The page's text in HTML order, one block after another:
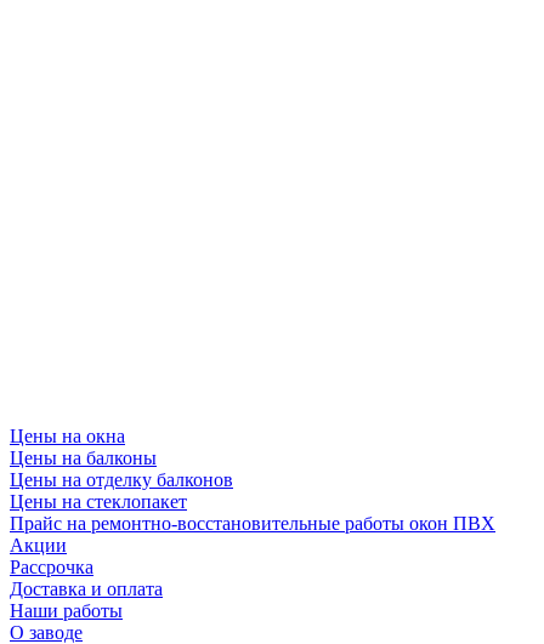
Цены на окна
Цены на балконы
Цены на отделку балконов
Цены на стеклопакет
Прайс на ремонтно-восстановительные работы окон ПВХ
Акции
Рассрочка
Доставка и оплата
Наши работы
О заводе